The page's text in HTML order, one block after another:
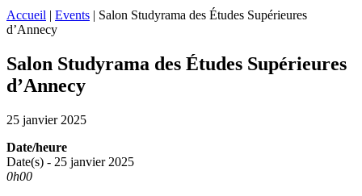
Accueil | Events | Salon Studyrama des Études Supérieures
d’Annecy
Salon Studyrama des Études Supérieures
d’Annecy
25 janvier 2025
Date/heure
Date(s) - 25 janvier 2025
0h00